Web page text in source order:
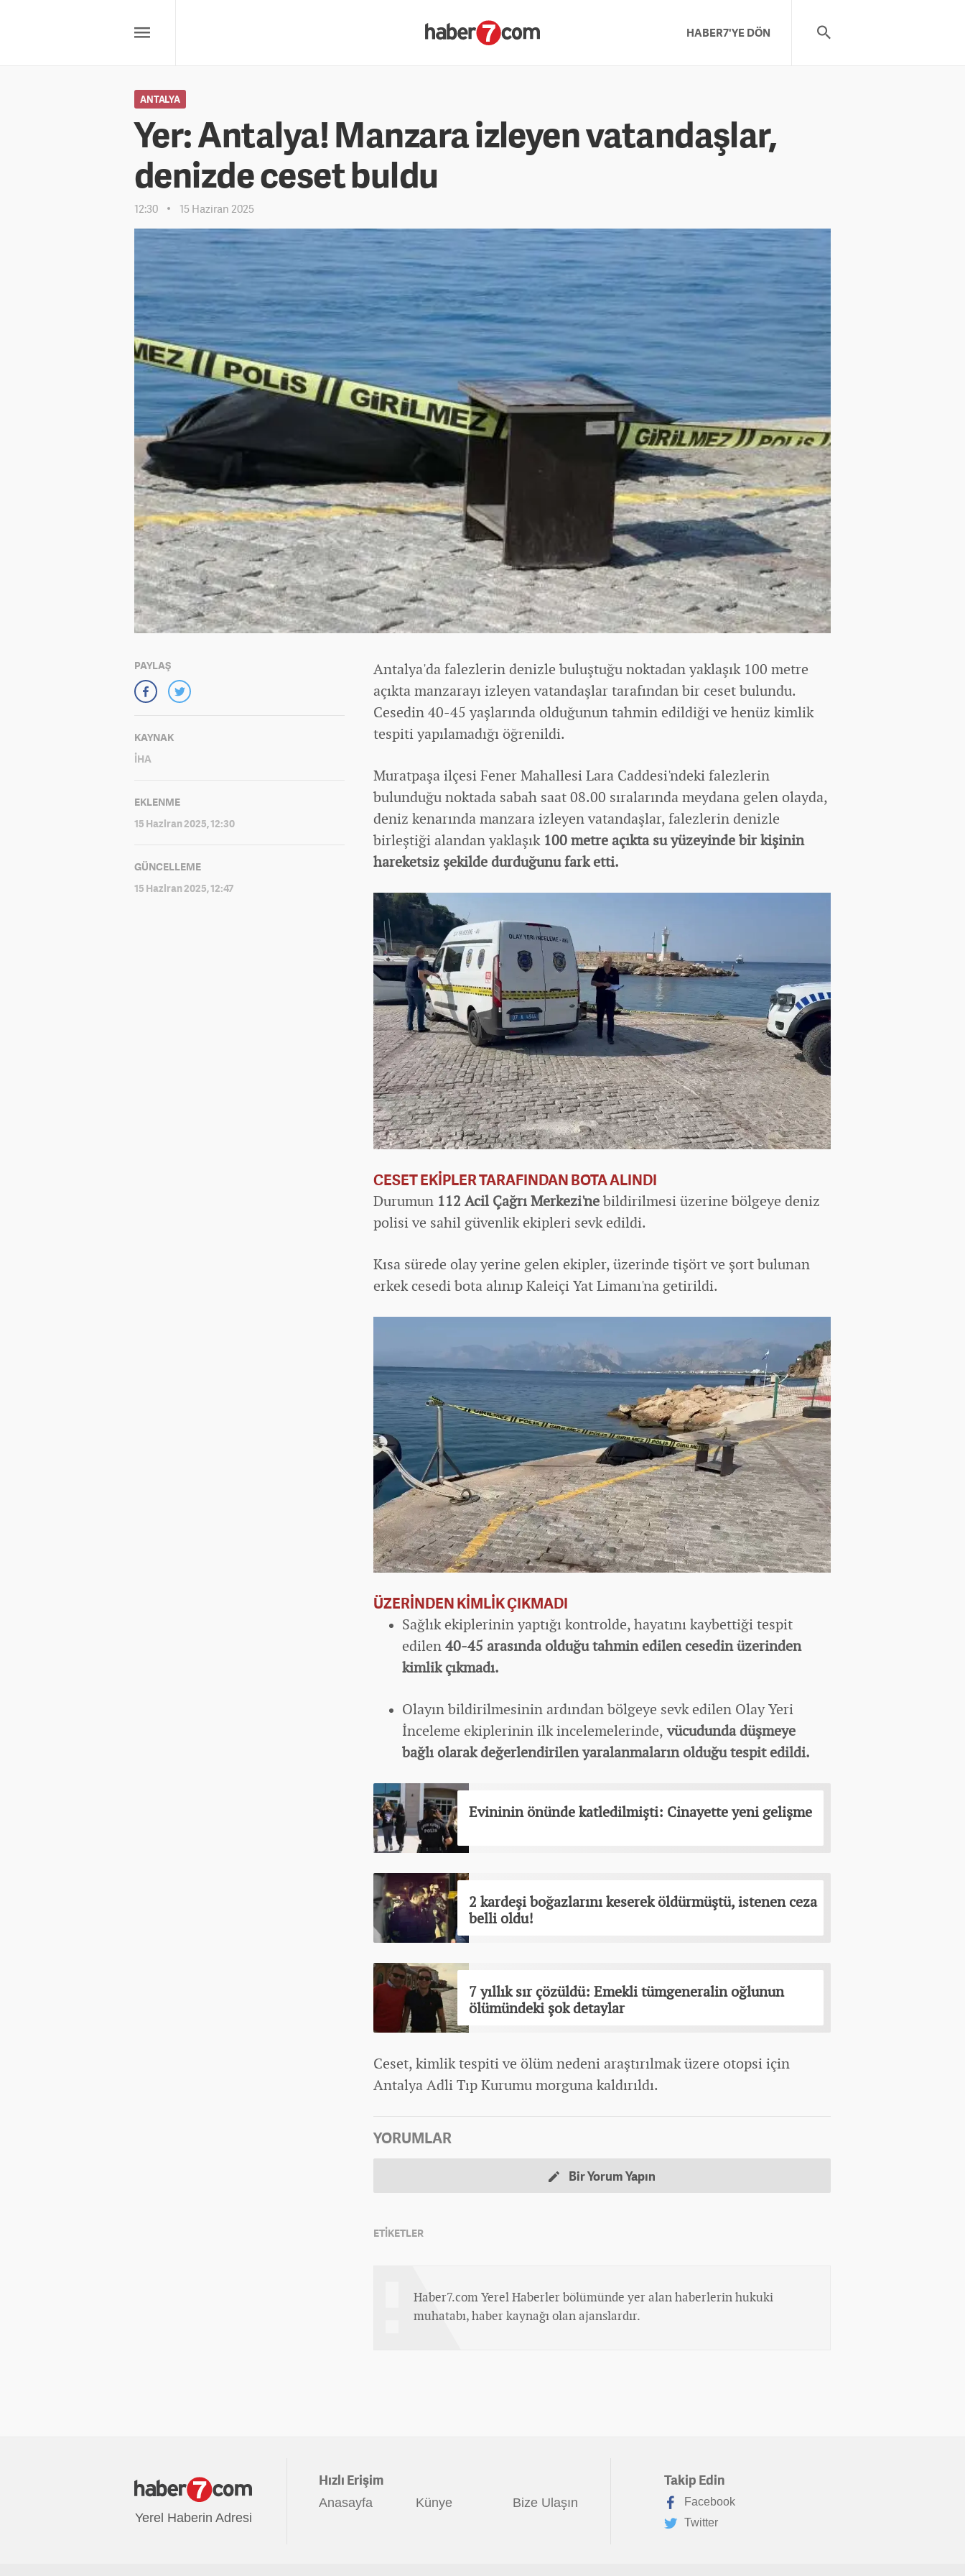
HABER7'YE DÖN
ANTALYA
Yer: Antalya! Manzara izleyen vatandaşlar,
denizde ceset buldu
12:30 15 Haziran 2025
PAYLAŞ
KAYNAK
İHA
EKLENME
15 Haziran 2025, 12:30
GÜNCELLEME
15 Haziran 2025, 12:47
Antalya'da falezlerin denizle buluştuğu noktadan yaklaşık 100 metre
açıkta manzarayı izleyen vatandaşlar tarafından bir ceset bulundu.
Cesedin 40-45 yaşlarında olduğunun tahmin edildiği ve henüz kimlik
tespiti yapılamadığı öğrenildi.
Muratpaşa ilçesi Fener Mahallesi Lara Caddesi'ndeki falezlerin
bulunduğu noktada sabah saat 08.00 sıralarındameydana gelen olayda,
deniz kenarında manzara izleyen vatandaşlar, falezlerin denizle
birleştiği alandan yaklaşık 100 metre açıkta su yüzeyinde bir kişinin
hareketsiz şekilde durduğunu fark etti.
CESET EKİPLER TARAFINDAN BOTA ALINDI
Durumun 112 Acil Çağrı Merkezi'nebildirilmesi üzerine bölgeye deniz
polisi ve sahil güvenlik ekipleri sevk edildi.
Kısa sürede olay yerine gelen ekipler, üzerinde tişört ve şort bulunan
erkek cesedi bota alınıp Kaleiçi Yat Limanı'na getirildi.
ÜZERİNDEN KİMLİK ÇIKMADI
Sağlık ekiplerinin yaptığı kontrolde, hayatını kaybettiği tespit
edilen40-45 arasında olduğu tahmin edilen cesedin üzerinden
kimlik çıkmadı.
Olayın bildirilmesinin ardından bölgeye sevk edilen Olay Yeri
İnceleme ekiplerinin ilk incelemelerinde,vücudunda düşmeye
bağlı olarak değerlendirilen yaralanmaların olduğu tespit edildi.
Evininin önünde katledilmişti: Cinayette yeni gelişme
2 kardeşi boğazlarını keserek öldürmüştü, istenen ceza
belli oldu!
7 yıllık sır çözüldü: Emekli tümgeneralin oğlunun
ölümündeki şok detaylar
Ceset, kimlik tespiti ve ölüm nedeni araştırılmak üzere otopsi için
Antalya Adli Tıp Kurumu morguna kaldırıldı.
YORUMLAR
Bir Yorum Yapın
ETİKETLER
Haber7.com Yerel Haberler bölümünde yer alan haberlerin hukuki
muhatabı, haber kaynağı olan ajanslardır.
Yerel Haberin Adresi
Hızlı Erişim
Anasayfa Künye Bize Ulaşın
Takip Edin
Facebook
Twitter